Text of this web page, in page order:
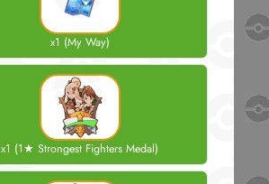
x1 (My Way)
x1 (1★ Strongest Fighters Medal)